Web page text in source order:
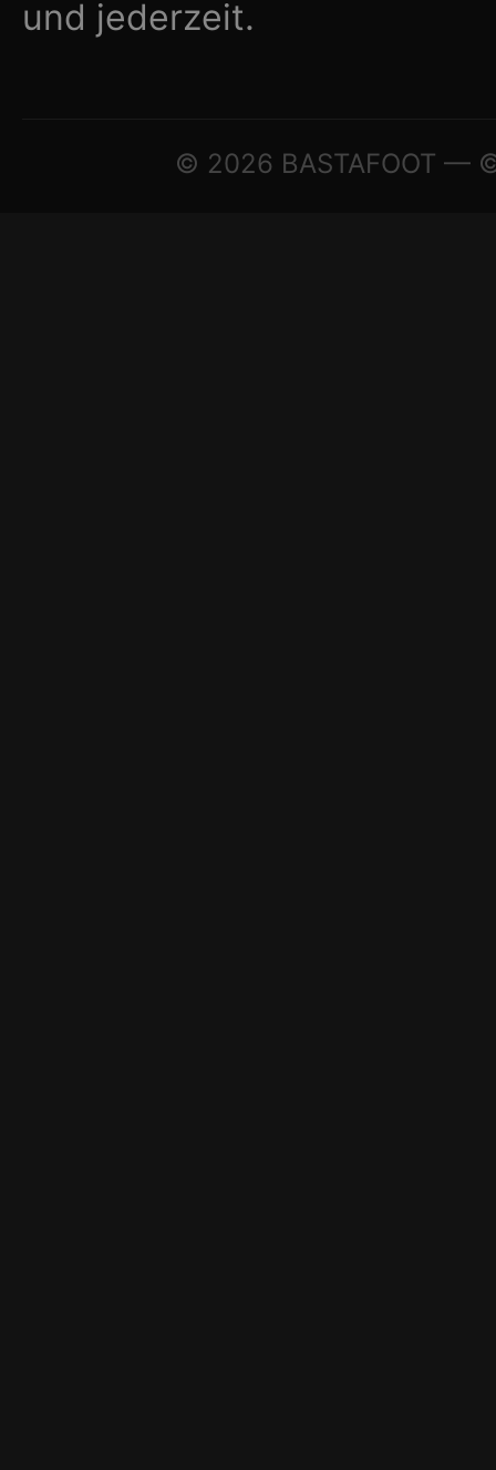
und jederzeit.
© 2026 BASTAFOOT —